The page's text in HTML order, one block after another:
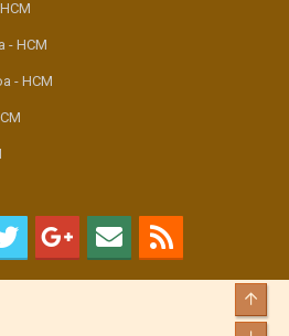
- HCM
- HCM
Top